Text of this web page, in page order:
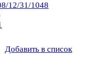
12/31/1048
Добавить в список